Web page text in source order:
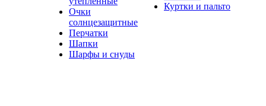
Очки
солнцезащитные
Перчатки
Шапки
Шарфы и снуды
Куртки и пальто